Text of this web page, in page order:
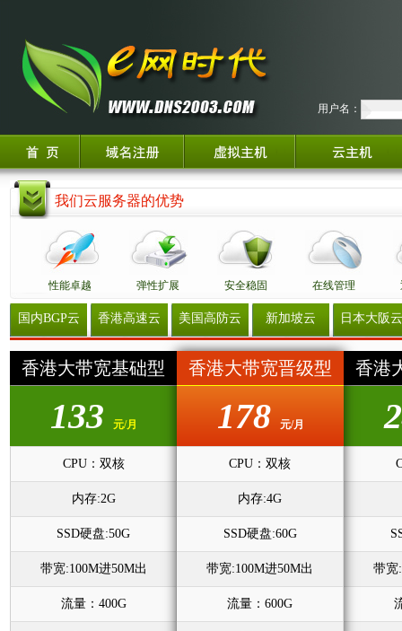
用户名：
我们云服务器的优势
性能卓越 弹性扩展 安全稳固 在线管理
国内BGP云 香港高速云 美国高防云 新加坡云 日本大阪云
香港大带宽基础型
133 元/月
CPU：双核
内存:2G
SSD硬盘:50G
带宽:100M进50M出
流量：400G
香港大带宽晋级型
178元/月
CPU：双核
内存:4G
SSD硬盘:60G
带宽:100M进50M出
流量：600G
香港
带宽